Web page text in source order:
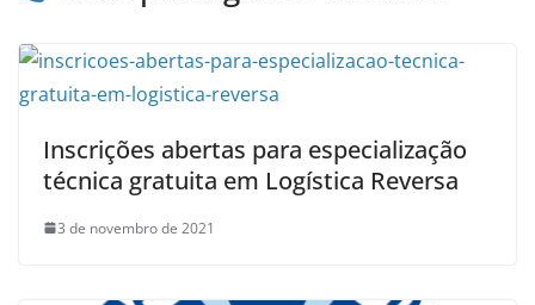
Inscrições abertas para especialização
técnica gratuita em Logística Reversa
3 de novembro de 2021